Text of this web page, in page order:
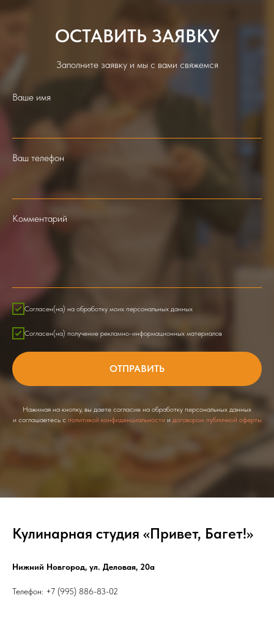
ОСТАВИТЬ ЗАЯВКУ
Заполните заявку и мы с вами свяжемся
Ваше имя
Ваш телефон
Комментарий
Согласен(на) на обработку моих персональных данных
Согласен(на) получение рекламно-информационных материалов
ОТПРАВИТЬ
Нажимая на кнопку, вы даете согласие на обработку персональных данных
и соглашаетесь c политикой конфиденциальности идоговором публичной оферты
Кулинарная студия «Привет, Багет!»
Нижний Новгород, ул. Деловая, 20а
Телефон: +7 (995) 886-83-02